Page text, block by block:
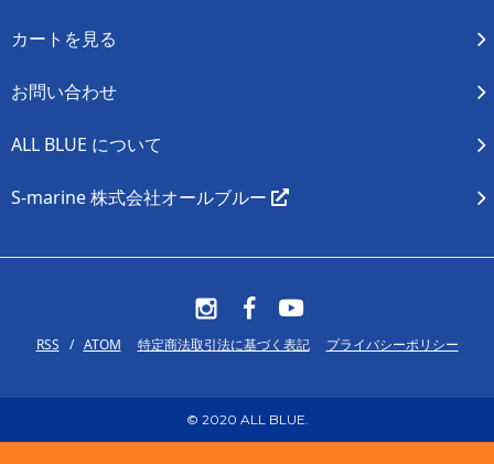
カートを見る
お問い合わせ
ALL BLUE について
S-marine 株式会社オールブルー
RSS / ATOM 特定商法取引法に基づく表記 プライバシーポリシー
© 2020 ALL BLUE.